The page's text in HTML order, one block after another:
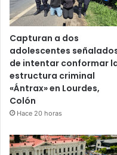
Capturan a dos
adolescentes
de intentar conformar
estructura criminal
«Ántrax» en Lourdes,
Colón
Hace 20 horas